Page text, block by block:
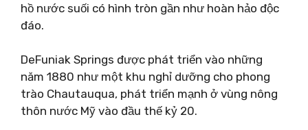
hồ nước suối có hình tròn gần như hoàn hảo độc
đáo.
DeFuniak Springs được phát triển vào những
năm 1880 như một khu nghỉ dưỡng cho phong
trào Chautauqua, phát triển mạnh ở vùng nông
thôn nước Mỹ vào đầu thế kỷ 20.